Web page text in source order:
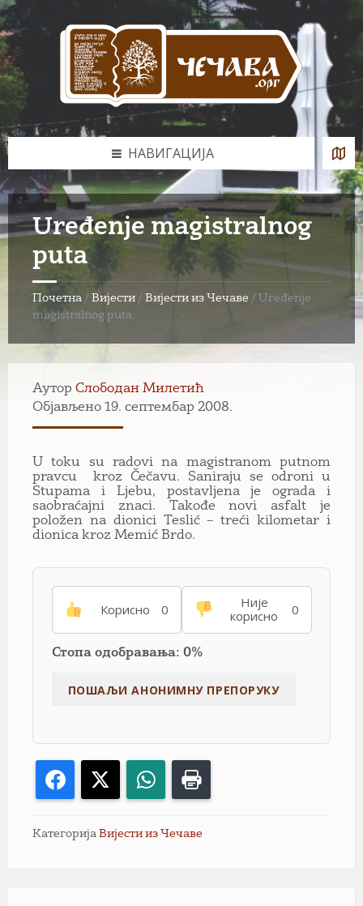
Skip
to
content
Skip
to
left
sidebar
Skip
to
footer
НАВИГАЦИЈА
Uređenje magistralnog
puta
Почетна / Вијести / Вијести из Чечаве / Uređenje
magistralnog puta
Аутор Слободан Милетић
Објављено 19. септембар 2008.
U toku su radovi na magistranom putnom
pravcu kroz Čečavu. Saniraju se odroni u
Stupama i Ljebu, postavljena je ograda i
saobraćajni znaci. Takođe novi asfalt je
položen na dionici Teslić – treći kilometar i
dionica kroz Memić Brdo.
Корисно 0
Није
корисно
0
Стопа одобравања: 0%
Facebook WhatsApp
Категорија Вијести из Чечаве